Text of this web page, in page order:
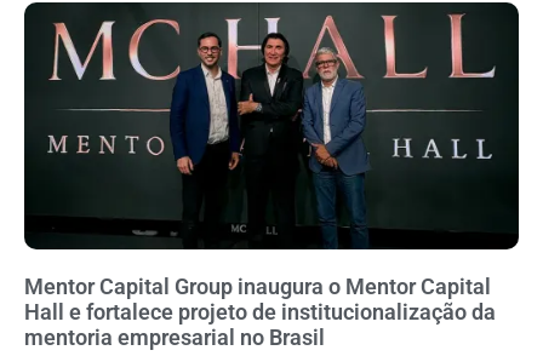
Mentor Capital Group inaugura o Mentor Capital
Hall e fortalece projeto de institucionalização da
mentoria empresarial no Brasil